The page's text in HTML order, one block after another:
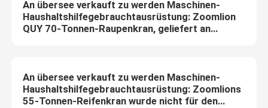
An übersee verkauft zu werden Maschinen-
Haushaltshilfegebrauchtausrüstung: Zoomlion
QUY 70-Tonnen-Raupenkran, geliefert an
An übersee verkauft zu werden Maschinen-
Haushaltshilfegebrauchtausrüstung: Zoomlions
55-Tonnen-Reifenkran wurde nicht für den